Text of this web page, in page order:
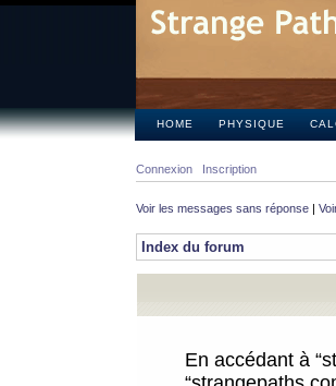
HOME PHYSIQUE
Connexion Inscription
Voir les messages sans réponse |
Index du forum
En accédant à